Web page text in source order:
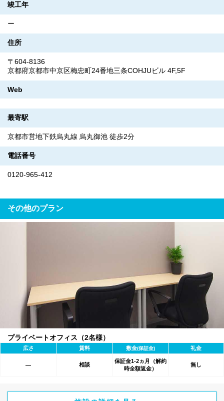
竣工年
ー
住所
〒604-8136
京都府京都市中京区梅忠町24番地三条COHJUビル 4F,5F
Web
最寄駅
京都市営地下鉄烏丸線 烏丸御池 徒歩2分
電話番号
0120-965-412
その他のプラン
プライベートオフィス（2名様）
広さ 賃料 敷金(保証金) 礼金
― 相談
保証金1-2ヵ月（解約
時全額返金）
無し